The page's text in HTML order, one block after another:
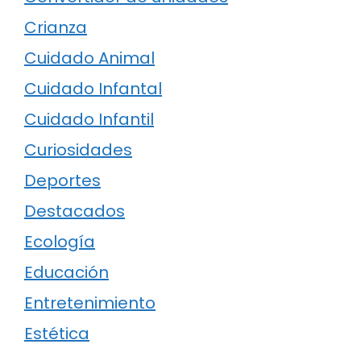
Crianza
Cuidado Animal
Cuidado Infantal
Cuidado Infantil
Curiosidades
Deportes
Destacados
Ecología
Educación
Entretenimiento
Estética